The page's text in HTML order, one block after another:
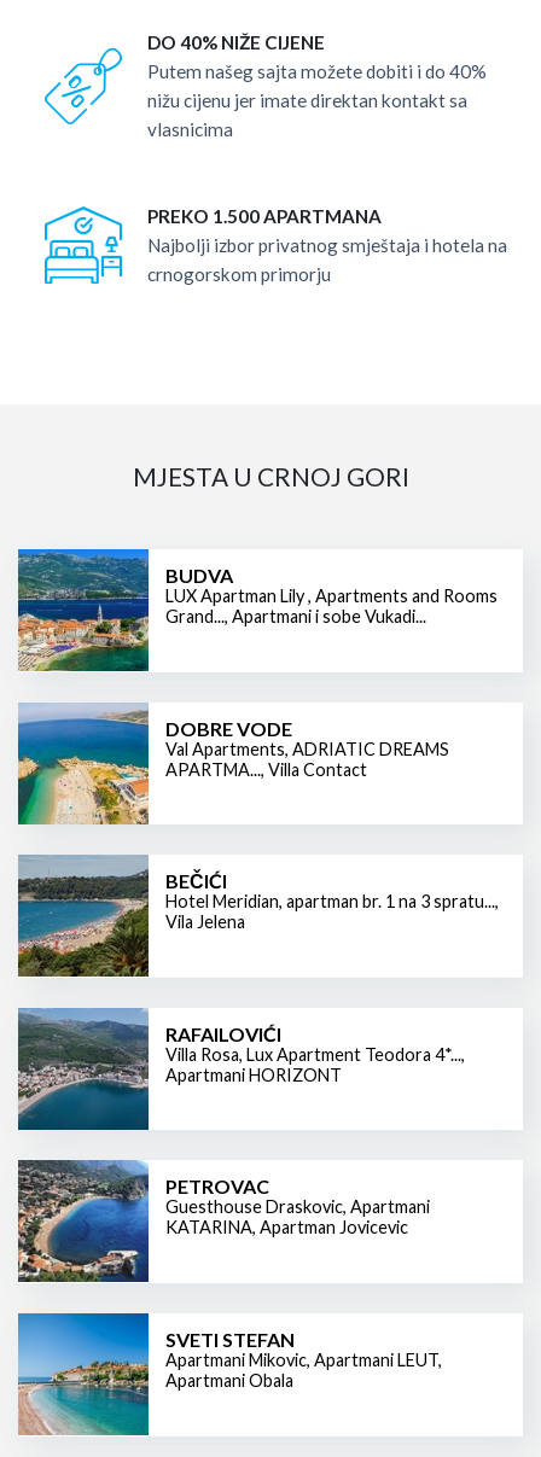
DO 40% NIŽE CIJENE
Putem našeg sajta možete dobiti i do 40%
nižu cijenu jer imate direktan kontakt sa
vlasnicima
PREKO 1.500 APARTMANA
Najbolji izbor privatnog smještaja i hotela na
crnogorskom primorju
MJESTA U CRNOJ GORI
BUDVA
LUX Apartman Lily, Apartments and Rooms
Grand..., Apartmani i sobe Vukadi...
DOBRE VODE
Val Apartments, ADRIATIC DREAMS
APARTMA..., Villa Contact
BEČIĆI
Hotel Meridian, apartman br. 1 na 3 spratu...,
Vila Jelena
RAFAILOVIĆI
Villa Rosa, Lux Apartment Teodora 4*...,
Apartmani HORIZONT
PETROVAC
Guesthouse Draskovic, Apartmani
KATARINA, Apartman Jovicevic
SVETI STEFAN
Apartmani Mikovic, Apartmani LEUT,
Apartmani Obala